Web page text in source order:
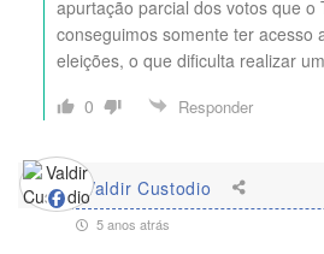
apurtação parcial dos votos que o
conseguimos somente ter acesso
eleições, o que dificulta realizar
0
Responder
Valdir Custodio
5 anos atrás